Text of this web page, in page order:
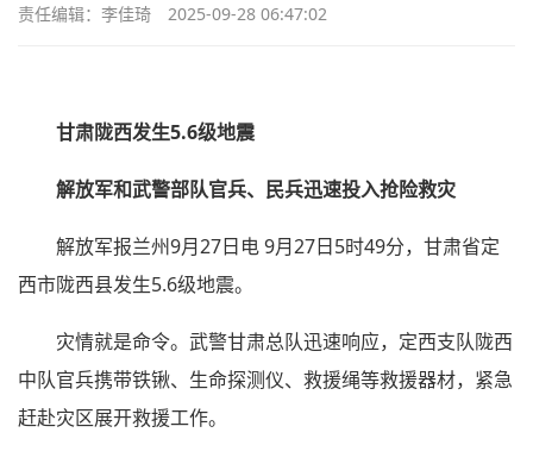
责任编辑：李佳琦
2025-09-28 06:47:02
甘肃陇西发生5.6级地震
解放军和武警部队官兵、民兵迅速投入抢险救灾
解放军报兰州9月27日电 9月27日5时49分，甘肃省定
西市陇西县发生5.6级地震。
灾情就是命令。武警甘肃总队迅速响应，定西支队陇西
中队官兵携带铁锹、生命探测仪、救援绳等救援器材，紧急
赶赴灾区展开救援工作。